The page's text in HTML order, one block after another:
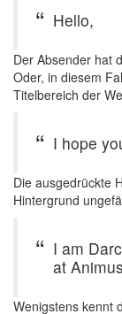
Hello,
Der Absender hat
Oder, in diesem
Titelbereich der
I hope
Die ausgedrückte
Hintergrund
I am
at
Wenigstens kennt